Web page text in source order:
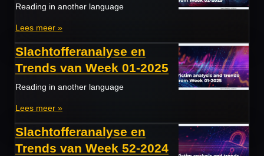
Reading in another language
Lees meer »
Slachtofferanalyse en
Trends van Week 01-2025
Reading in another language
Lees meer »
Slachtofferanalyse en
Trends van Week 52-2024